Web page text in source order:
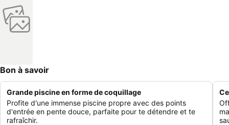
Bon à savoir
Grande piscine en forme de coquillage
Profite d'une immense piscine propre avec des points
d'entrée en pente douce, parfaite pour te détendre et te
rafraîchir.